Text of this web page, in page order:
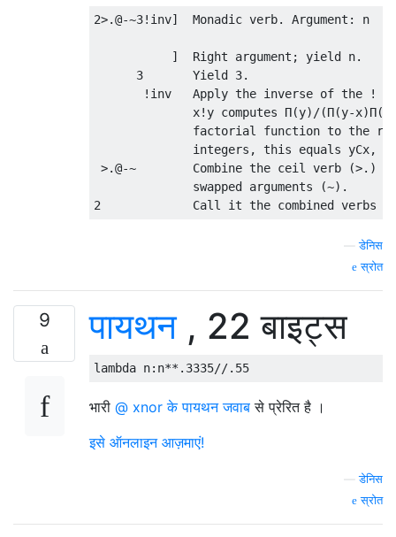
2>.@-~3!inv]  Monadic verb. Argument: n
           ]  Right argument; yield n.
      3       Yield 3.
!inv   Apply the inverse of the !
x!y computes Π(y)/(Π(y-
factorial function to the
integers, this equals yCx,
>.@-~        Combine the ceil verb (>.)
              swapped arguments (~).
—डेनिस
स्रोत
9 पायथन, 22 बाइट्स
lambda n: n**. 3335//. 55
भारी @ xnor के पायथन जवाब से प्रेरित है ।
इसे ऑनलाइन आज़माएं!
—डेनिस
स्रोत